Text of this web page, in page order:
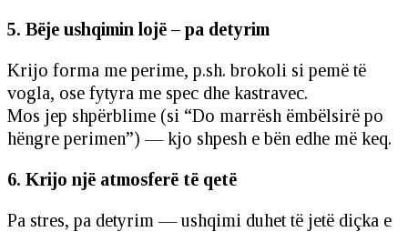
5. Bëje ushqimin lojë – pa detyrim
Krijo forma me perime, p.sh. brokoli si pemë të
vogla, ose fytyra me spec dhe kastravec.
Mos jep shpërblime (si “Do marrësh ëmbëlsirë po
hëngre perimen”) — kjo shpesh e bën edhe më keq.
6. Krijo një atmosferë të qetë
Pa stres, pa detyrim — ushqimi duhet të jetë diçka e